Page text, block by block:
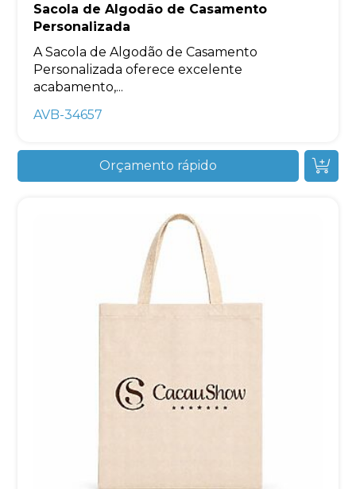
Sacola de Algodão de Casamento
Personalizada
A Sacola de Algodão de Casamento
Personalizada oferece excelente
acabamento,...
AVB-34657
Orçamento rápido